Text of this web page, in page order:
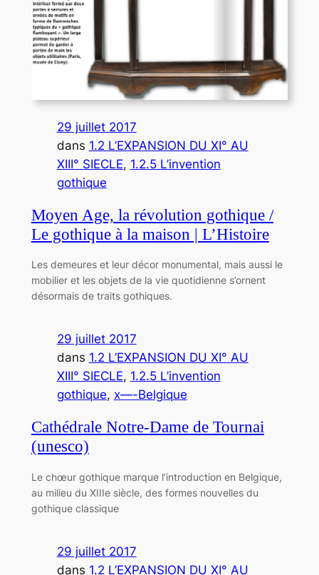
29 juillet 2017
dans 1.2 L’EXPANSION DU XI° AU
XIII° SIECLE, 1.2.5 L’invention
gothique
Moyen Age, la révolution gothique /
Le gothique à la maison | L’Histoire
Les demeures et leur décor monumental, mais aussi le
mobilier et les objets de la vie quotidienne s’ornent
désormais de traits gothiques.
29 juillet 2017
dans 1.2 L’EXPANSION DU XI° AU
XIII° SIECLE, 1.2.5 L’invention
gothique, x—-Belgique
Cathédrale Notre-Dame de Tournai
(unesco)
Le chœur gothique marque l’introduction en Belgique,
au milieu du XIIIe siècle, des formes nouvelles du
gothique classique
29 juillet 2017
dans 1.2 L’EXPANSION DU XI° AU